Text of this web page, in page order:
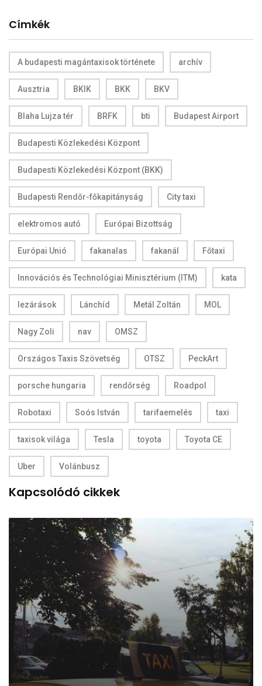
Címkék
A budapesti magántaxisok története archív
Ausztria BKIK BKK BKV
Blaha Lujza tér BRFK bti Budapest Airport
Budapesti Közlekedési Központ
Budapesti Közlekedési Központ (BKK)
Budapesti Rendőr-főkapitányság City taxi
elektromos autó Európai Bizottság
Európai Unió fakanalas fakanál Főtaxi
Innovációs és Technológiai Minisztérium (ITM) kata
lezárások Lánchíd Metál Zoltán MOL
Nagy Zoli nav OMSZ
Országos Taxis Szövetség OTSZ PeckArt
porsche hungaria rendőrség Roadpol
Robotaxi Soós István tarifaemelés taxi
taxisok világa Tesla toyota Toyota CE
Uber Volánbusz
Kapcsolódó cikkek